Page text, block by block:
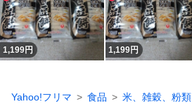
1,199円 1,199円
Yahoo!フリマ 食品 米、雑穀、粉類